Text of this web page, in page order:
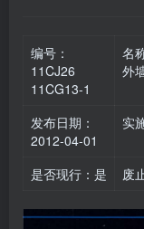
编号：
11CJ26
11CG13-1
名
外
发布日期：
2012-04-01
实
是否现行：是 废